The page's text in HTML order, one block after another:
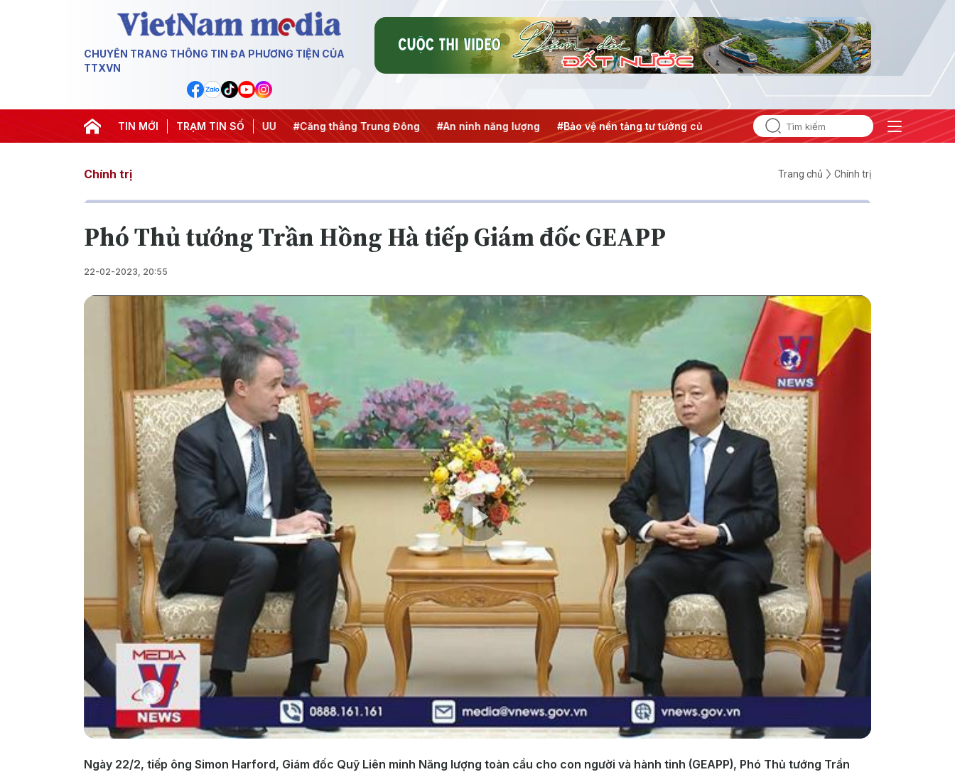
CHUYÊN TRANG THÔNG TIN ĐA PHƯƠNG TIỆN CỦA
TTXVN
TIN MỚI TRẠM TIN SỐ
dịch 500 ngày đêm #Chống khai thác IUU #Căng thẳng Trung Đông #An ninh năng lượng #Bảo vệ nền tảng tư tưởng của Đảng #Hội nghị Trung ương 3
Chính trị Trang chủ Chính trị
Phó Thủ tướng Trần Hồng Hà tiếp Giám đốc GEAPP
22-02-2023, 20:55
Play
Video
Ngày 22/2, tiếp ông Simon Harford, Giám đốc Quỹ Liên minh Năng lượng toàn cầu cho con người và hành tinh (GEAPP), Phó Thủ tướng Trần